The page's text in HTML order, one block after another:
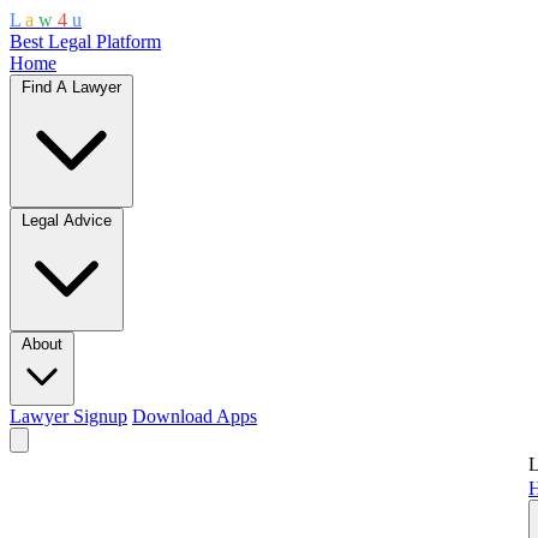
L a w 4 u
Best Legal Platform
Home
Find A Lawyer
Legal Advice
About
Lawyer Signup Download Apps